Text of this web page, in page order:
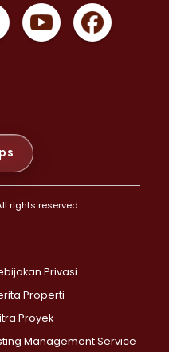
>
>
>
>
rights reserved.
Privasi
Properti
Proyek
Management Service